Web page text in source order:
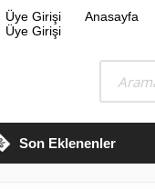
Üye Girişi Anasayfa
Üye Girişi
Son Eklenenler